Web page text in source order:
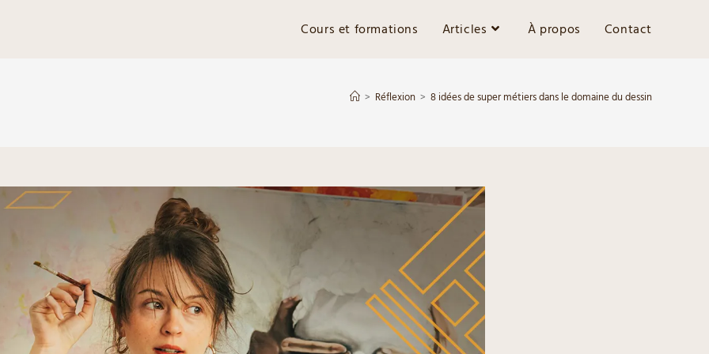
Cours et formations Articles À propos Contact
> Réflexion > 8 idées de super métiers dans le domaine du dessin